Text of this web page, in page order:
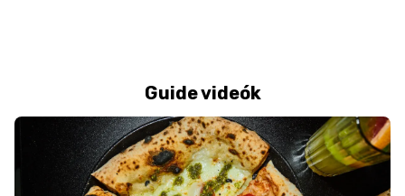
Guide videók